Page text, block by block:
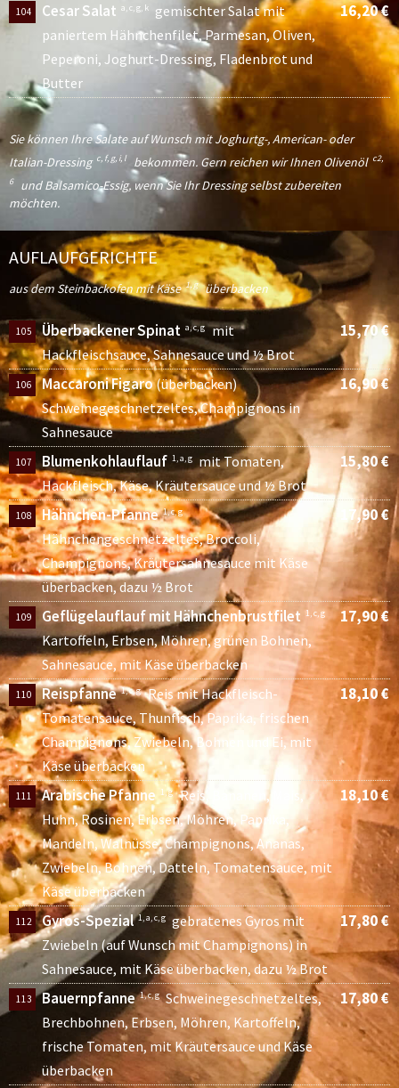
104 Cesar Salat a, c, g, k
gemischter Salat mit
paniertem Hähnchenfilet, Parmesan, Oliven,
Peperoni, Joghurt-Dressing, Fladenbrot und
Butter
16,20 €
Sie können Ihre Salate auf Wunsch mit Joghurtg-, American- oder
Italian-Dressing c, f, g, i, l bekommen. Gern reichen wir Ihnen Olivenöl c2,
6
und Balsamico-Essig, wenn Sie Ihr Dressing selbst zubereiten
möchten.
AUFLAUFGERICHTE
aus dem Steinbackofen mit Käse 1, g überbacken
105 Überbackener Spinat a, c, g mit
Hackfleischsauce, Sahnesauce und ½ Brot
15,70 €
106 Maccaroni Figaro(überbacken)
Schweinegeschnetzeltes, Champignons in
Sahnesauce
16,90 €
107 Blumenkohlauflauf 1, a, g mit Tomaten,
Hackfleisch, Käse, Kräutersauce und ½ Brot
15,80 €
108 Hähnchen-Pfanne 1, c, g
Hähnchengeschnetzeltes, Broccoli,
Champignons, Kräutersahnesauce mit Käse
überbacken, dazu ½ Brot
17,90 €
109 Geflügelauflauf mit Hähnchenbrustfilet 1, c, g
Kartoffeln, Erbsen, Möhren, grünen Bohnen,
Sahnesauce, mit Käse überbacken
17,90 €
110 Reispfanne 1, c, g Reis mit Hackfleisch-
Tomatensauce, Thunfisch, Paprika, frischen
Champignons, Zwiebeln, Bohnen und Ei, mit
Käse überbacken
18,10 €
111 Arabische Pfanne 1, g Reis, Bananen, Mais,
Huhn, Rosinen, Erbsen, Möhren, Paprika,
Mandeln, Walnüsse, Champignons, Ananas,
Zwiebeln, Bohnen, Datteln, Tomatensauce, mit
Käse überbacken
18,10 €
112 Gyros-Spezial 1, a, c, g gebratenes Gyros mit
Zwiebeln (auf Wunsch mit Champignons) in
Sahnesauce, mit Käse überbacken, dazu ½ Brot
17,80 €
113 Bauernpfanne 1, c, g Schweinegeschnetzeltes,
Brechbohnen, Erbsen, Möhren, Kartoffeln,
frische Tomaten, mit Kräutersauce und Käse
überbacken
17,80 €